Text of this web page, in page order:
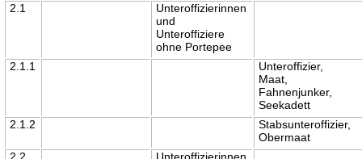
2.1
Unteroffizierinnen
und
Unteroffiziere
ohne Portepee
2.1.1
Unteroffizier,
Maat,
Fahnenjunker,
Seekadett
2.1.2
Stabsunteroffizier,
Obermaat
2.2
Unteroffizierinnen